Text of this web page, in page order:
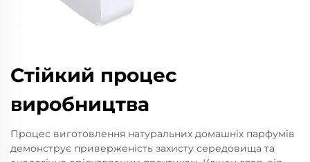
Стійкий процес
виробництва
Процес виготовлення натуральних домашніх парфумів
демонструє приверженість захисту середовища та